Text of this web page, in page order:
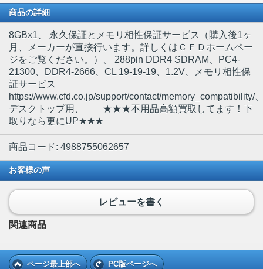
商品の詳細
8GBx1 、 永久保証とメモリ相性保証サービス（購入後1ヶ
月、メーカーが直接行います。詳しくはＣＦＤホームペー
ジをご覧ください。）、 288pin DDR4 SDRAM、PC4-
21300、DDR4-2666、CL 19-19-19、1.2V、メモリ相性保
証サービス
https://www.cfd.co.jp/support/contact/memory_compatibility/
デスクトップ用、 ★★★不用品高額買取してます！下
取りなら更にUP★★★
商品コード: 4988755062657
お客様の声
レビューを書く
関連商品
ページ最上部へ PC版ページへ